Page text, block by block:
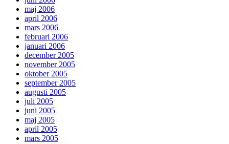
maj 2006
april 2006
mars 2006
februari 2006
januari 2006
december 2005
november 2005
oktober 2005
september 2005
augusti 2005
juli 2005
juni 2005
maj 2005
april 2005
mars 2005